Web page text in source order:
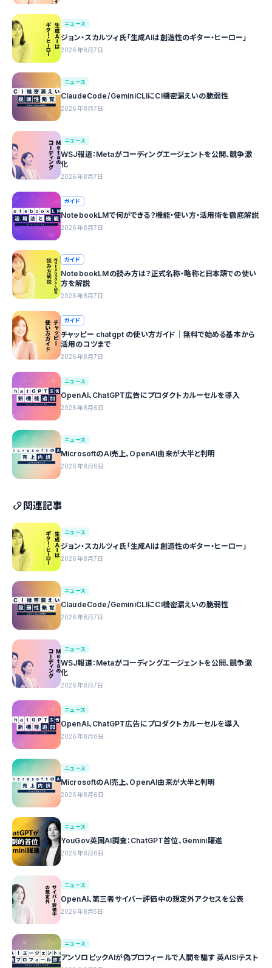
ニュース
ジョン・スカルツィ氏「生成AIは創造性のギター・ヒーロー」
2026年8月7日
ニュース
ClaudeCode/GeminiCLIにCI機密漏えいの脆弱性
2026年8月7日
ニュース
WSJ報道：Metaがコーディングエージェントを公開、競争激
化
2026年8月7日
ガイド
NotebookLMで何ができる？機能・使い方・活用術を徹底解説
2026年8月7日
ガイド
NotebookLMの読み方は？正式名称・略称と日本語での使い
方を解説
2026年8月7日
ガイド
チャッピー chatgpt の使い方ガイド｜無料で始める基本から
活用のコツまで
2026年8月7日
ニュース
OpenAI、ChatGPT広告にプロダクトカルーセルを導入
2026年8月6日
ニュース
MicrosoftのAI売上、OpenAI由来が大半と判明
2026年8月6日
関連記事
ニュース
ジョン・スカルツィ氏「生成AIは創造性のギター・ヒーロー」
2026年8月7日
ニュース
ClaudeCode/GeminiCLIにCI機密漏えいの脆弱性
2026年8月7日
ニュース
WSJ報道：Metaがコーディングエージェントを公開、競争激
化
2026年8月7日
ニュース
OpenAI、ChatGPT広告にプロダクトカルーセルを導入
2026年8月6日
ニュース
MicrosoftのAI売上、OpenAI由来が大半と判明
2026年8月6日
ニュース
YouGov英国AI調査：ChatGPT首位、Gemini躍進
2026年8月6日
ニュース
OpenAI、第三者サイバー評価中の想定外アクセスを公表
2026年8月5日
ニュース
アンソロピックAIが偽プロフィールで人間を騙す 英AISIテスト